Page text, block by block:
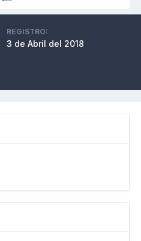
REGISTRO:
3 de Abril del 2018